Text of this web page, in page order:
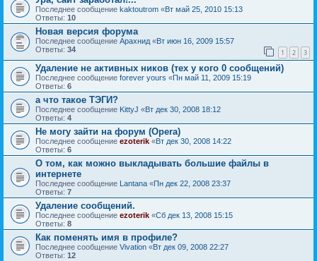
Последнее сообщение kaktoutrom «Вт май 25, 2010 15:13
Ответы: 10
Новая версия форума
Последнее сообщение Арахнид «Вт июн 16, 2009 15:57
Ответы: 34 1 2 3
Удаление не активных ников (тех у кого 0 сообщений)
Последнее сообщение forever yours «Пн май 11, 2009 15:19
Ответы: 6
а что такое ТЭГИ?
Последнее сообщение KittyJ «Вт дек 30, 2008 18:12
Ответы: 4
Не могу зайти на форум (Opera)
Последнее сообщение ezoterik «Вт дек 30, 2008 14:22
Ответы: 6
О том, как можно выкладывать большие файлы в
интернете
Последнее сообщение Lantana «Пн дек 22, 2008 23:37
Ответы: 7
Удаление сообщений.
Последнее сообщение ezoterik «Сб дек 13, 2008 15:15
Ответы: 8
Как поменять имя в профиле?
Последнее сообщение Vivation «Вт дек 09, 2008 22:27
Ответы: 12